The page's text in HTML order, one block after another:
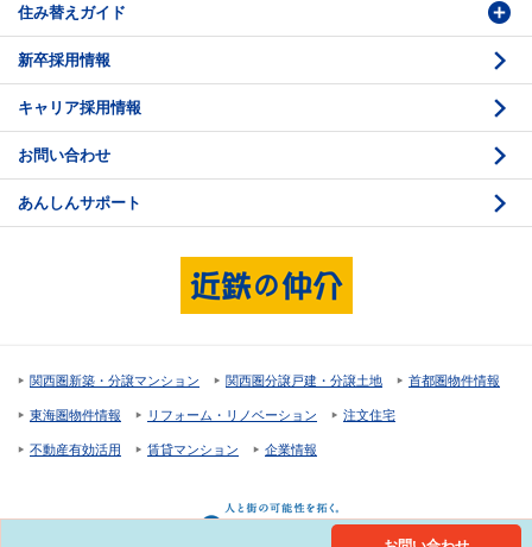
住み替えガイド
価格査定
媒介契約
売却活動
売却諸費用
住宅ローンの種類
返済計画
購入のスケジュール
物件資料の読み方 1
物件資料の読み方 2
現地見学のポイント
決済と引渡し 2
新卒採用情報
キャリア採用情報
お問い合わせ
あんしんサポート
関西圏新築・分譲マンション 関西圏分譲戸建・分譲土地 首都圏物件情報
東海圏物件情報 リフォーム・リノベーション 注文住宅
不動産有効活用 賃貸マンション 企業情報